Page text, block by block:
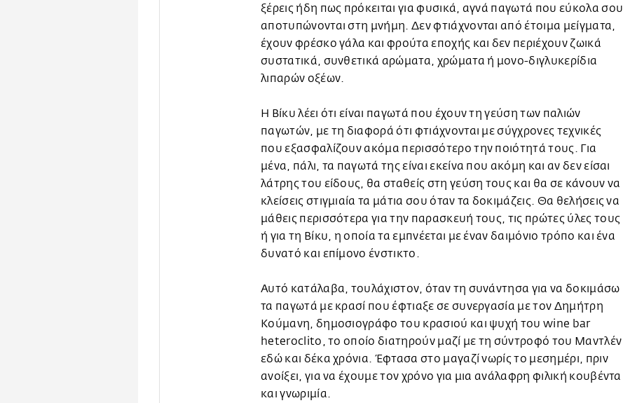
ξέρεις ήδη πως πρόκειται για φυσικά, αγνά παγωτά που εύκολα σου
αποτυπώνονται στη μνήμη. Δεν φτιάχνονται από έτοιμα μείγματα,
έχουν φρέσκο γάλα και φρούτα εποχής και δεν περιέχουν ζωικά
συστατικά, συνθετικά αρώματα, χρώματα ή μονο-διγλυκερίδια
λιπαρών οξέων.
Η Βίκυ λέει ότι είναι παγωτά που έχουν τη γεύση των παλιών
παγωτών, με τη διαφορά ότι φτιάχνονται με σύγχρονες τεχνικές
που εξασφαλίζουν ακόμα περισσότερο την ποιότητά τους. Για
μένα, πάλι, τα παγωτά της είναι εκείνα που ακόμη και αν δεν είσαι
λάτρης του είδους, θα σταθείς στη γεύση τους και θα σε κάνουν να
κλείσεις στιγμιαία τα μάτια σου όταν τα δοκιμάζεις. Θα θελήσεις να
μάθεις περισσότερα για την παρασκευή τους, τις πρώτες ύλες τους
ή για τη Βίκυ, η οποία τα εμπνέεται με έναν δαιμόνιο τρόπο και ένα
δυνατό και επίμονο ένστικτο.
Αυτό κατάλαβα, τουλάχιστον, όταν τη συνάντησα για να δοκιμάσω
τα παγωτά με κρασί που έφτιαξε σε συνεργασία με τον Δημήτρη
Κούμανη, δημοσιογράφο του κρασιού και ψυχή του wine bar
heteroclito, το οποίο διατηρούν μαζί με τη σύντροφό του Μαντλέν
εδώ και δέκα χρόνια. Έφτασα στο μαγαζί νωρίς το μεσημέρι, πριν
ανοίξει, για να έχουμε τον χρόνο για μια ανάλαφρη φιλική κουβέντα
και γνωριμία.